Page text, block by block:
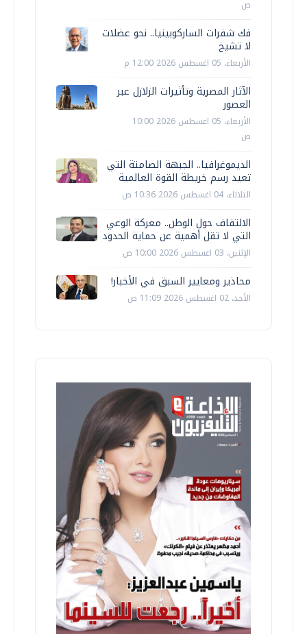
ص
فك شفرات الساركوبينيا.. نحو عضلات
لا تشيخ
الأربعاء، 05 اغسطس 2026 12:00 م
الآثار المصرية وتأثيرات الزلازل عبر
العصور
الأربعاء، 05 اغسطس 2026 10:00
ص
الديموغرافيا.. الجبهة الصامتة التي
تعيد رسم خريطة القوة العالمية
الثلاثاء، 04 اغسطس 2026 10:36 ص
الالتفاف حول الوطن.. معركة الوعي
التي لا تقل أهمية عن حماية الحدود
الإثنين، 03 اغسطس 2026 10:00 ص
محاذير ومعايير السبق في الأخبار!
الأحد، 02 اغسطس 2026 11:09 ص